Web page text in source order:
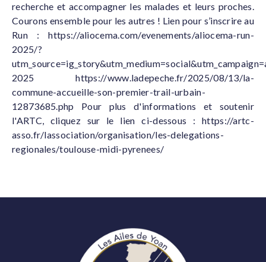
recherche et accompagner les malades et leurs proches.
Courons ensemble pour les autres ! Lien pour s’inscrire au
Run : https://aliocema.com/evenements/aliocema-run-
2025/?
2025 https://www.ladepeche.fr/2025/08/13/la-
commune-accueille-son-premier-trail-urbain-
12873685.php Pour plus d'informations et soutenir
l'ARTC, cliquez sur le lien ci-dessous : https://artc-
asso.fr/lassociation/organisation/les-delegations-
regionales/toulouse-midi-pyrenees/